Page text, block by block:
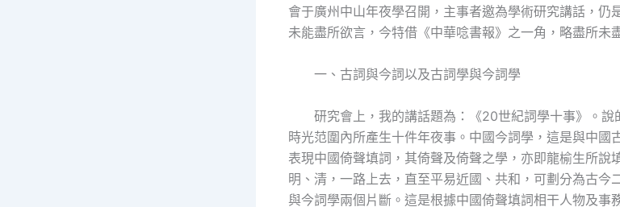
會于廣州中山年夜學召開，主事者邀為學術研究講話，仍
未能盡所欲言，今特借《中華唸書報》之一角，略盡所未
一、古詞與今詞以及古詞學與今詞學
研究會上，我的講話題為：《20世紀詞學十事》。
時光范圍內所產生十件年夜事。中國今詞學，這是與中國
表現中國倚聲填詞，其倚聲及倚聲之學，亦即龍榆生所說
明、清，一路上去，直至平易近國、共和，可劃分為古今
與今詞學兩個片斷。這是根據中國倚聲填詞相干人物及事